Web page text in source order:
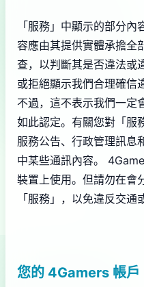
「服務」中顯示的部分
容應由其提供實體承擔全
查，以判斷其是否違法或
或拒絕顯示我們合理確信
不過，這不表示我們一定
如此認定。有關您對「服
服務公告、行政管理訊息
中某些通訊內容。
裝置上使用。但請勿在會
「服務」，以免違反交通
您的 4Gamers 帳戶